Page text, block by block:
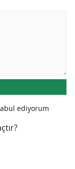
ediyorum